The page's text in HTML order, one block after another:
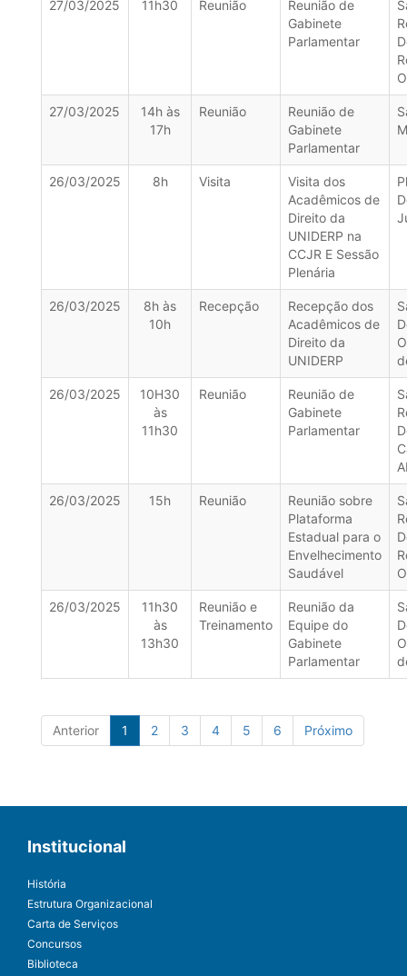
27/03/2025 11h30 Reunião
Reunião de
Gabinete
Parlamentar
27/03/2025
14h às
17h
Reunião
Reunião de
Gabinete
Parlamentar
26/03/2025 8h Visita
Visita dos
Acadêmicos de
Direito da
UNIDERP na
CCJR E Sessão
Plenária
26/03/2025
8h às
10h
Recepção
Recepção dos
Acadêmicos de
Direito da
UNIDERP
26/03/2025
10H30
às
11h30
Reunião
Reunião de
Gabinete
Parlamentar
26/03/2025 15h Reunião
Reunião sobre
Plataforma
Estadual para o
Envelhecimento
Saudável
26/03/2025
11h30
às
13h30
Reunião e
Treinamento
Reunião da
Equipe do
Gabinete
Parlamentar
Anterior 1 2 3 4 5 6 Próximo
Institucional
História
Estrutura Organizacional
Carta de Serviços
Concursos
Biblioteca